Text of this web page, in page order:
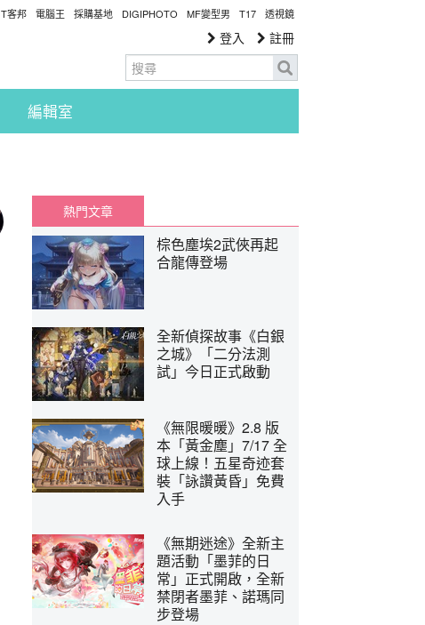
T客邦 電腦王 採購基地 DIGIPHOTO MF變型男 T17 透視鏡
登入 註冊
編輯室
熱門文章
棕色塵埃2武俠再起
合龍傳登場
全新偵探故事《白銀
之城》「二分法測
試」今日正式啟動
《無限暖暖》2.8 版
本「黃金塵」7/17 全
球上線！五星奇迹套
裝「詠讚黃昏」免費
入手
《無期迷途》全新主
題活動「墨菲的日
常」正式開啟，全新
禁閉者墨菲、諾瑪同
步登場